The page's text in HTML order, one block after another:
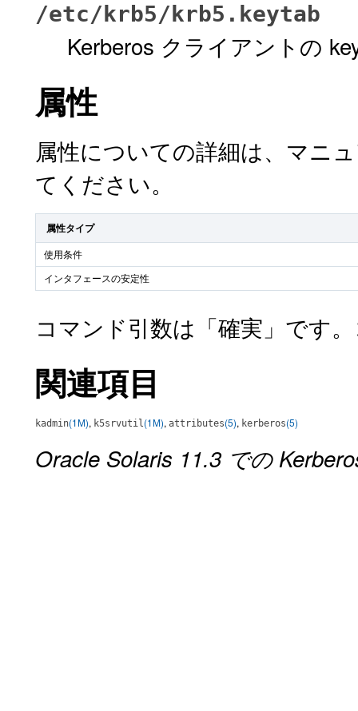
/etc/krb5/krb5.keytab
Kerberos クライアントの
属性
属性についての詳細は、マニ
てください。
属性タイプ
使用条件
インタフェースの安定性
コマンド引数は「確実」です
関連項目
kadmin(1M), k5srvutil(1M), attributes(5), kerberos(5)
Oracle Solaris 11.3 での